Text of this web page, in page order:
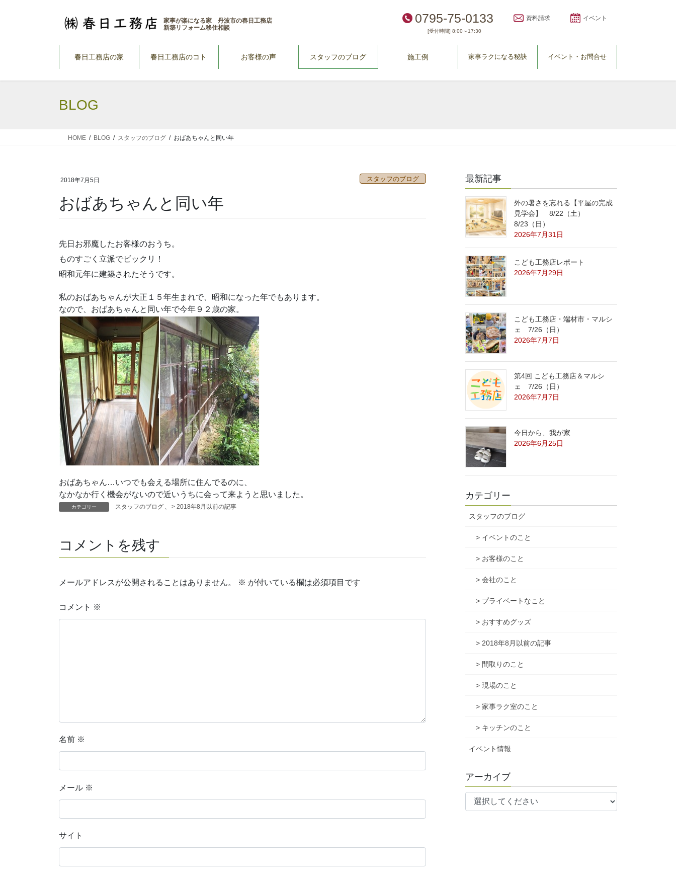
家事が楽になる家 丹波市の春日工務店
新築リフォーム移住相談
0795-75-0133
[受付時間] 8:00～17:30
資料請求 イベント
春日工務店の家 春日工務店のコト お客様の声 スタッフのブログ 施工例 家事ラクになる秘訣 イベント・お問合せ
BLOG
HOME BLOG スタッフのブログ おばあちゃんと同い年
2018年7月5日 スタッフのブログ
おばあちゃんと同い年
先日お邪魔したお客様のおうち。
ものすごく立派でビックリ！
昭和元年に建築されたそうです。
私のおばあちゃんが大正１５年生まれで、昭和になった年でもあります。
なので、おばあちゃんと同い年で今年９２歳の家。
おばあちゃん…いつでも会える場所に住んでるのに、
なかなか行く機会がないので近いうちに会って来ようと思いました。
カテゴリー スタッフのブログ 、 > 2018年8月以前の記事
コメントを残す
メールアドレスが公開されることはありません。 ※ が付いている欄は必須項目です
コメント ※
名前 ※
メール ※
サイト
最新記事
外の暑さを忘れる【平屋の完成
見学会】 8/22（土）
8/23（日）
2026年7月31日
こども工務店レポート
2026年7月29日
こども工務店・端材市・マルシ
ェ 7/26（日）
2026年7月7日
第4回 こども工務店＆マルシ
ェ 7/26（日）
2026年7月7日
今日から、我が家
2026年6月25日
カテゴリー
スタッフのブログ
> イベントのこと
> お客様のこと
> 会社のこと
> プライベートなこと
> おすすめグッズ
> 2018年8月以前の記事
> 間取りのこと
> 現場のこと
> 家事ラク室のこと
> キッチンのこと
イベント情報
アーカイブ